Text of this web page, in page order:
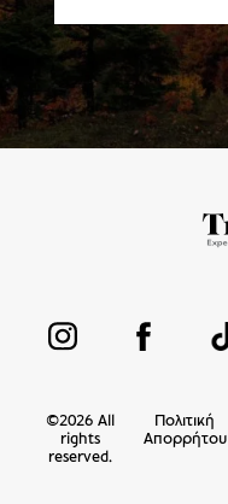
©2026 All
rights
reserved.
Πολιτική
Απορρήτου